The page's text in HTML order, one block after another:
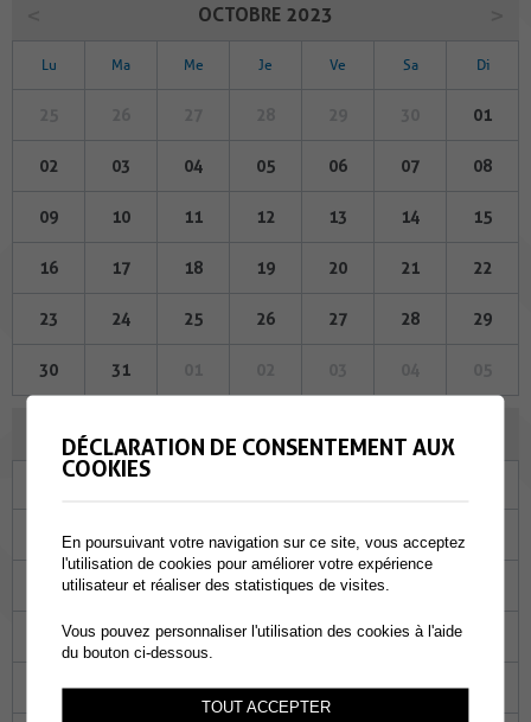
OCTOBRE 2023
Lu Ma Me Je Ve Sa Di
01
02 03 04 05 06 07 08
09 10 11 12 13 14 15
16 17 18 19 20 21 22
23 24 25 26 27 28 29
30 31
NOVEMBRE 2023
01 02 03
07 08 09 10
14 15 16 17 18
21 22 23 24 25
DÉCLARATION DE CONSENTEMENT AUX
COOKIES
En poursuivant votre navigation sur ce site, vous acceptez
l'utilisation de cookies pour améliorer votre expérience
utilisateur et réaliser des statistiques de visites.
Vous pouvez personnaliser l'utilisation des cookies à l'aide
du bouton ci-dessous.
TOUT ACCEPTER